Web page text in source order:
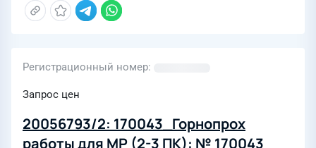
Регистрационный номер
Запрос цен
20056793/2: 170043_Горнопрох
работы для МР (2-3 ПК): № 170043